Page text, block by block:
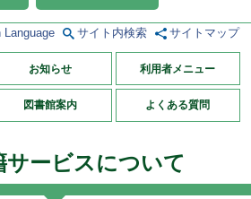
Language サイト内検索 サイトマップ
お知らせ 利用者メニュー
図書館案内 よくある質問
サービスについて